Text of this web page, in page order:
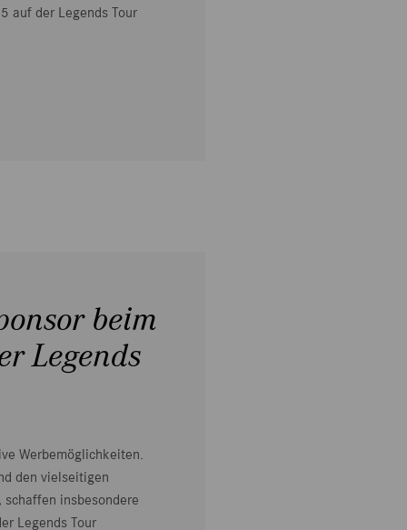
auf der Legends Tour
beim
Legends
Werbemöglichkeiten.
den vielseitigen
schaffen insbesondere
Legends Tour